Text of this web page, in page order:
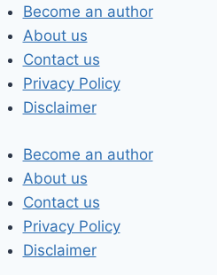
Skip
to
content
Become an author
About us
Contact us
Privacy Policy
Disclaimer
Become an author
About us
Contact us
Privacy Policy
Disclaimer